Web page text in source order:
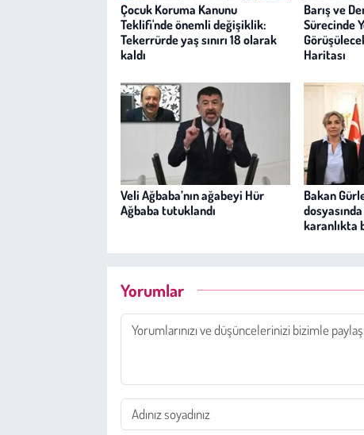
Çocuk Koruma Kanunu
Teklifi'nde önemli değişiklik:
Tekerrürde yaş sınırı 18 olarak
kaldı
Barış ve
Sürecinde
Haritası
Veli Ağbaba’nın ağabeyi Hür
Ağbaba tutuklandı
Bakan
karanlıkta
Yorumlar